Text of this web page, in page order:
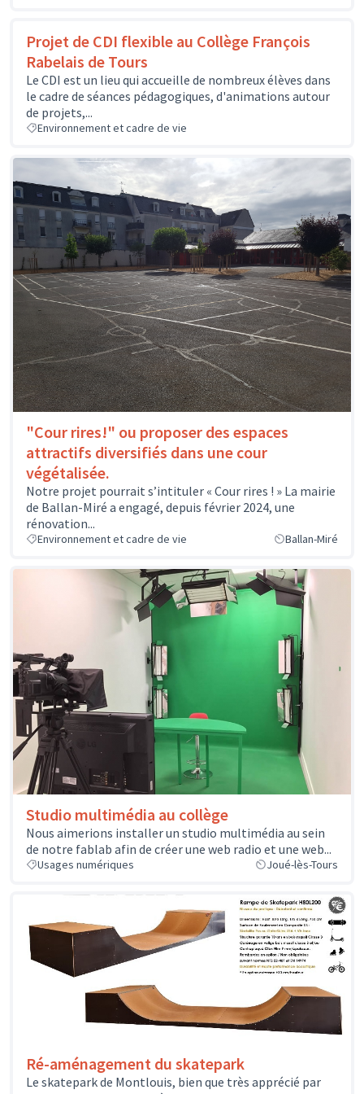
Projet de CDI flexible au Collège François
Rabelais de Tours
Le CDI est un lieu qui accueille de nombreux élèves dans
le cadre de séances pédagogiques, d'animations autour
de projets,...
Environnement et cadre de vie
"Cour rires!" ou proposer des espaces
attractifs diversifiés dans une cour
végétalisée.
Notre projet pourrait s’intituler « Cour rires ! » La mairie
de Ballan-Miré a engagé, depuis février 2024, une
rénovation...
Environnement et cadre de vie Ballan-Miré
Studio multimédia au collège
Nous aimerions installer un studio multimédia au sein
de notre fablab afin de créer une web radio et une web...
Usages numériques Joué-lès-Tours
Ré-aménagement du skatepark
Le skatepark de Montlouis, bien que très apprécié par